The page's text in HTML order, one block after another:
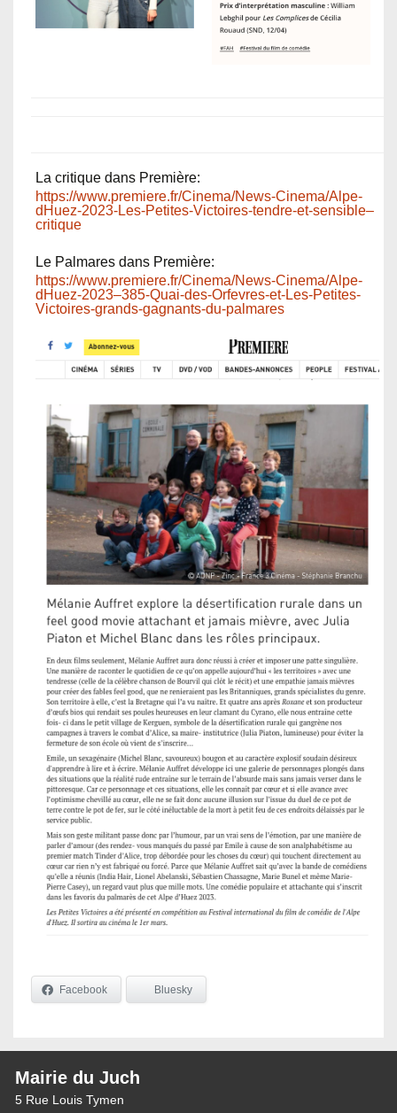
La critique dans Première:
https://www.premiere.fr/Cinema/News-Cinema/Alpe-
dHuez-2023-Les-Petites-Victoires-tendre-et-sensible–
critique
Le Palmares dans Première:
https://www.premiere.fr/Cinema/News-Cinema/Alpe-
dHuez-2023–385-Quai-des-Orfevres-et-Les-Petites-
Victoires-grands-gagnants-du-palmares
Facebook Bluesky
Mairie du Juch
5 Rue Louis Tymen